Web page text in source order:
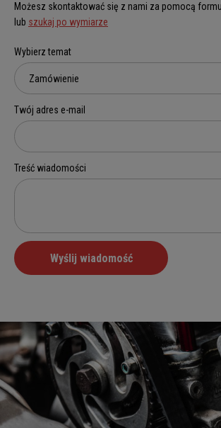
Możesz skontaktować się z nami za pomocą
lub szukaj po wymiarze